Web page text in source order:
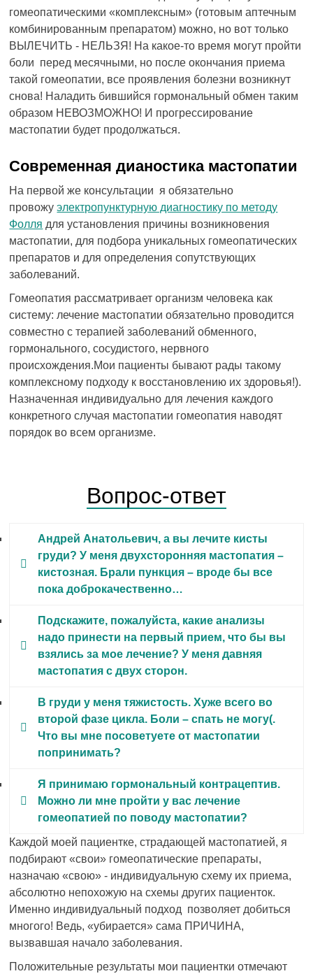
гомеопатическими «комплексным» (готовым аптечным
комбинированным препаратом) можно, но вот только
ВЫЛЕЧИТЬ - НЕЛЬЗЯ! На какое-то время могут пройти
боли перед месячными, но после окончания приема
такой гомеопатии, все проявления болезни возникнут
снова! Наладить бившийся гормональный обмен таким
образом НЕВОЗМОЖНО! И прогрессирование
мастопатии будет продолжаться.
Современная дианостика мастопатии
На первой же консультации я обязательно
провожуэлектропунктурную диагностику по методу
Фолля для установления причины возникновения
мастопатии, для подбора уникальных гомеопатических
препаратов и для определения сопутствующих
заболеваний.
Гомеопатия рассматривает организм человека как
систему: лечение мастопатии обязательно проводится
совместно с терапией заболеваний обменного,
гормонального, сосудистого, нервного
происхождения.Мои пациенты бывают рады такому
комплексному подходу к восстановлению их здоровья!).
Назначенная индивидуально для лечения каждого
конкретного случая мастопатии гомеопатия наводят
порядок во всем организме.
Вопрос-ответ
Андрей Анатольевич, а вы лечите кисты
груди? У меня двухсторонняя мастопатия –
кистозная. Брали пункция – вроде бы все
пока доброкачественно…
для рассасывания кист. Уже через 1-2 цикла
кистозные образования начнут рассасываться.
Так же уменьшатся боли и напряжение в
железах перед месячными.
Подскажите, пожалуйста, какие анализы
надо принести на первый прием, что бы вы
взялись за мое лечение? У меня давняя
мастопатия с двух сторон.
принести результаты пункции. Других анализов
или УЗИ специально (!) сдавать не надо!
В груди у меня тяжистость. Хуже всего во
второй фазе цикла. Боли – спать не могу(.
Что вы мне посоветуете от мастопатии
попринимать?
непрофессионально! А фиброзную мастопатию
правильно назначенная гомеопатия вылечивает
за 1 – 2 месяца!
Я принимаю гормональный контрацептив.
Можно ли мне пройти у вас лечение
гомеопатией по поводу мастопатии?
Да, можно. Правильно назначенная схема
приема гомеопатических препаратов хорошо
вылечивает это заболевание. А вот от
гормональных контрацептивов я бы на вашем
месте отказался.
Каждой моей пациентке, страдающей мастопатией, я
подбирают «свои» гомеопатические препараты,
назначаю «свою» - индивидуальную схему их приема,
абсолютно непохожую на схемы других пациенток.
Именно индивидуальный подход позволяет добиться
многого! Ведь, «убирается» сама ПРИЧИНА,
вызвавшая начало заболевания.
Положительные результаты мои пациентки отмечают